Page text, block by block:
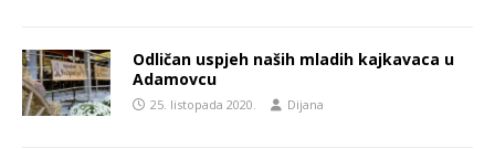
Odličan uspjeh naših mladih kajkavaca u
Adamovcu
25. listopada 2020. Dijana